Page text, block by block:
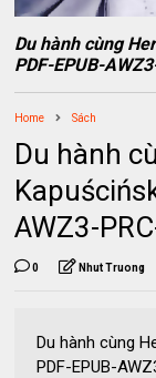
Du hành cùng
PDF-EPUB-
Home Sách
Du hành
AWZ3-
0 Nhut Truong
Du hành cùng
PDF-EPUB-